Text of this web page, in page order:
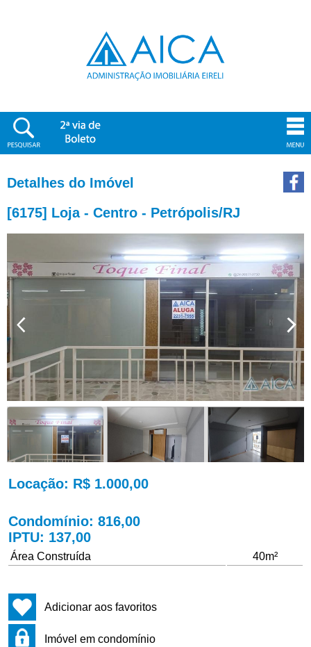
Detalhes do Imóvel
[6175] Loja - Centro - Petrópolis/RJ
Locação: R$ 1.000,00
Condomínio: 816,00
IPTU: 137,00
Área Construída 40m²
Adicionar aos favoritos
Imóvel em condomínio